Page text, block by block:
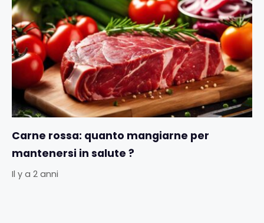
Carne rossa: quanto mangiarne per
mantenersi in salute ?
Il y a 2 anni